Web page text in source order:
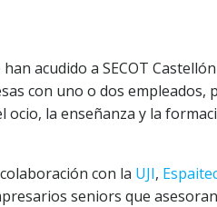
acudido a SECOT
con uno o dos empleados,
la enseñanza y la
con la UJI,
seniors que